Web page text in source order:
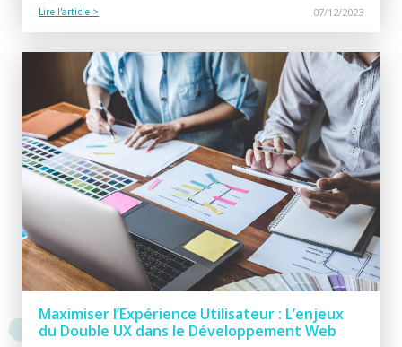
Lire l'article > 07/12/2023
Maximiser l’Expérience Utilisateur : L’enjeux
du Double UX dans le Développement Web